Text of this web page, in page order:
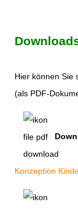
Hier können Sie
(als PDF-
Konzeption